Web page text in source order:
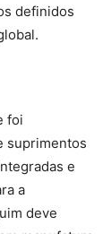
definidos
foi
suprimentos
e
a
deve